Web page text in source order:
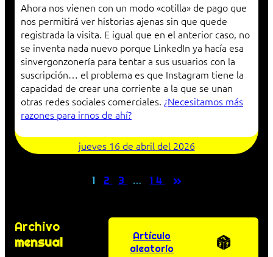
Ahora nos vienen con un modo «cotilla» de pago que
nos permitirá ver historias ajenas sin que quede
registrada la visita. E igual que en el anterior caso, no
se inventa nada nuevo porque LinkedIn ya hacía esa
sinvergonzonería para tentar a sus usuarios con la
suscripción… el problema es que Instagram tiene la
capacidad de crear una corriente a la que se unan
otras redes sociales comerciales. ¿Necesitamos más
razones para irnos de ahí?
jueves 16 de abril del 2026
1 2 3 … 14 »
Archivo
mensual
Artículo
aleatorio